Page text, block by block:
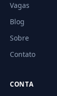
Vagas
Blog
Sobre
Contato
CONTA